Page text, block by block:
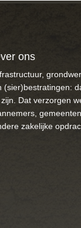
ons
(sier)bestratingen:
zijn. Dat verzorgen
zakelijke